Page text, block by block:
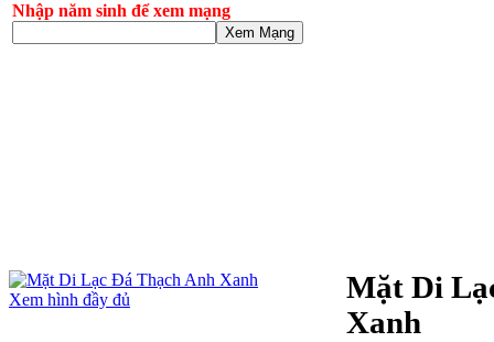
Nhập năm sinh để xem mạng
Xem Mạng
Xem hình đầy đủ
Mặt Di
Xanh